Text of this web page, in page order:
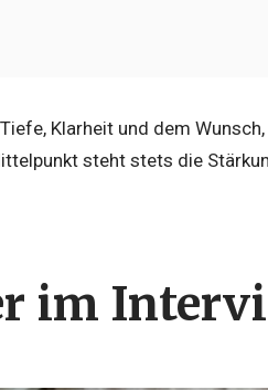
Klarheit und dem
steht stets die
im